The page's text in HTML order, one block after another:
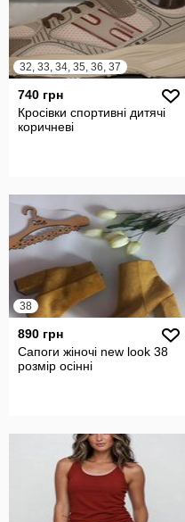
32, 33, 34, 35, 36, 37
740 грн
Кросівки спортивні дитячі
коричневі
38
890 грн
Сапоги жіночі new look 38
розмір осінні